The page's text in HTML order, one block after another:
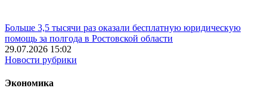
Больше 3,5 тысячи раз оказали бесплатную юридическую
помощь за полгода в Ростовской области
29.07.2026 15:02
Новости рубрики
Экономика